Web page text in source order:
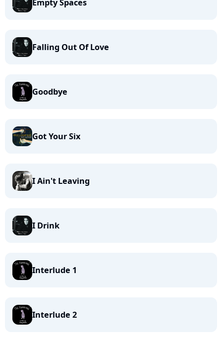
Empty Spaces
Falling Out Of Love
Goodbye
Got Your Six
I Ain't Leaving
I Drink
Interlude 1
Interlude 2